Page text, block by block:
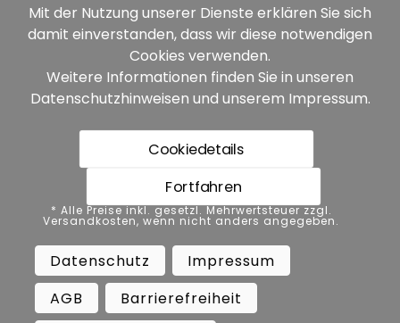
Unsere Partner:
* Alle Preise inkl. gesetzl. Mehrwertsteuer zzgl.
Versandkosten, wenn nicht anders angegeben.
Datenschutz Impressum
Barrierefreiheit
Vertrag widerrufen
Widerrufsbelehrung
Mit der Nutzung unserer Dienste erklären Sie sich
damit einverstanden, dass wir diese notwendigen
Cookies verwenden.
Weitere Informationen finden Sie in unseren
Datenschutzhinweisen und unserem Impressum.
Cookiedetails
Fortfahren
* Alle Preise inkl. gesetzl. Mehrwertsteuer zzgl.
Versandkosten, wenn nicht anders angegeben.
Datenschutz
Impressum
AGB
Barrierefreiheit